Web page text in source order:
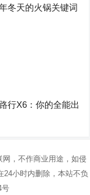
冬天的火锅关键词
行X6：你的全能出
，不作商业用途，如侵
24小时内删除，本站不负
号